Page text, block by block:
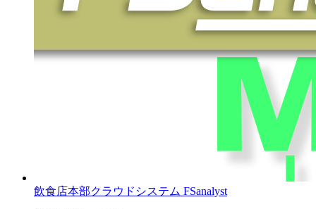
飲食店本部クラウドシステム FSanalyst